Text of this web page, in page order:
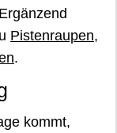
Pistenraupen,
.
kommt,